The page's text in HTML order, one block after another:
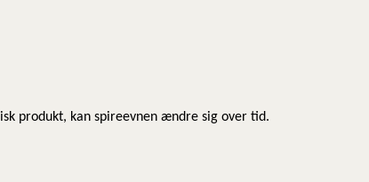
produkt, kan spireevnen ændre sig over tid.